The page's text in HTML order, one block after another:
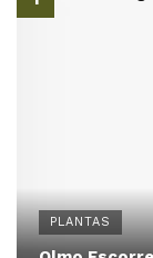
PLANTAS